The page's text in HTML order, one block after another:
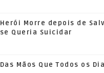
Herói Morre depois de
se Queria Suicidar
Das Mãos Que Todos os